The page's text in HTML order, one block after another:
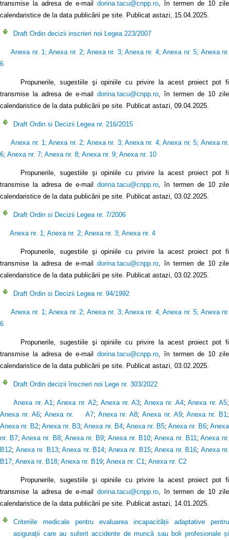
transmise la adresa de e-mail dorina.tacu@cnpp.ro , în termen de 10 zile
calendaristice de la data publicării pe site. Publicat astazi, 15.04.2025.
Draft Ordin decizii inscrieri noi Legea 223/2007
Anexa nr. 1 ;Anexa nr. 2; Anexa nr. 3;Anexa nr. 4;Anexa nr. 5; Anexa nr.
6
Propunerile, sugestiile şi opiniile cu privire la acest proiect pot fi
transmise la adresa de e-mail dorina.tacu@cnpp.ro , în termen de 10 zile
calendaristice de la data publicării pe site. Publicat astazi, 09.04.2025.
Draft Ordin si Decizii Legea nr. 216/2015
Anexa nr. 1 ;Anexa nr. 2; Anexa nr. 3;Anexa nr. 4;Anexa nr. 5; Anexa nr.
6; Anexa nr. 7; Anexa nr. 8; Anexa nr. 9; Anexa nr. 10
Propunerile, sugestiile şi opiniile cu privire la acest proiect pot fi
transmise la adresa de e-mail dorina.tacu@cnpp.ro , în termen de 10 zile
calendaristice de la data publicării pe site. Publicat astazi, 03.02.2025.
Draft Ordin si Decizii Legea nr. 7/2006
Anexa nr. 1 ; Anexa nr. 2; Anexa nr. 3; Anexa nr. 4
Propunerile, sugestiile şi opiniile cu privire la acest proiect pot fi
transmise la adresa de e-mail dorina.tacu@cnpp.ro , în termen de 10 zile
calendaristice de la data publicării pe site. Publicat astazi, 03.02.2025.
Draft Ordin si Decizii Legea nr. 94/1992
Anexa nr. 1 ;Anexa nr. 2; Anexa nr. 3;Anexa nr. 4; Anexa nr. 5; Anexa nr.
6
Propunerile, sugestiile şi opiniile cu privire la acest proiect pot fi
transmise la adresa de e-mail dorina.tacu@cnpp.ro , în termen de 10 zile
calendaristice de la data publicării pe site. Publicat astazi, 03.02.2025.
Draft Ordin decizii înscrieri noi Lege nr. 303/2022
Anexa nr. A1 ;Anexa nr. A2; Anexa nr. A3; Anexa nr. A4;Anexa nr. A5;
Anexa nr. A6; Anexa nr. A7; Anexa nr. A8;Anexa nr. A9;Anexa nr. B1 ;
Anexa nr. B2;Anexa nr. B3;Anexa nr. B4; Anexa nr. B5; Anexa nr. B6;Anexa
nr. B7;Anexa nr. B8; Anexa nr. B9; Anexa nr. B10;Anexa nr. B11 ;Anexa nr.
B12; Anexa nr. B13; Anexa nr. B14; Anexa nr. B15; Anexa nr. B16; Anexa nr.
B17; Anexa nr. B18; Anexa nr. B19; Anexa nr. C1 ; Anexa nr. C2
Propunerile, sugestiile şi opiniile cu privire la acest proiect pot fi
transmise la adresa de e-mail dorina.tacu@cnpp.ro , în termen de 10 zile
calendaristice de la data publicării pe site. Publicat astazi, 14.01.2025.
Criteriile medicale pentru evaluarea incapacității adaptative pentru
asigurații care au suferit accidente de muncă sau boli profesionale și